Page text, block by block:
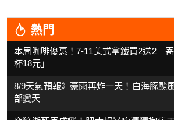
熱門
本周咖啡優惠！7-11美式拿鐵買2送2
杯18元」
8/9天氣預報》豪雨再炸一天！白海豚
部變天